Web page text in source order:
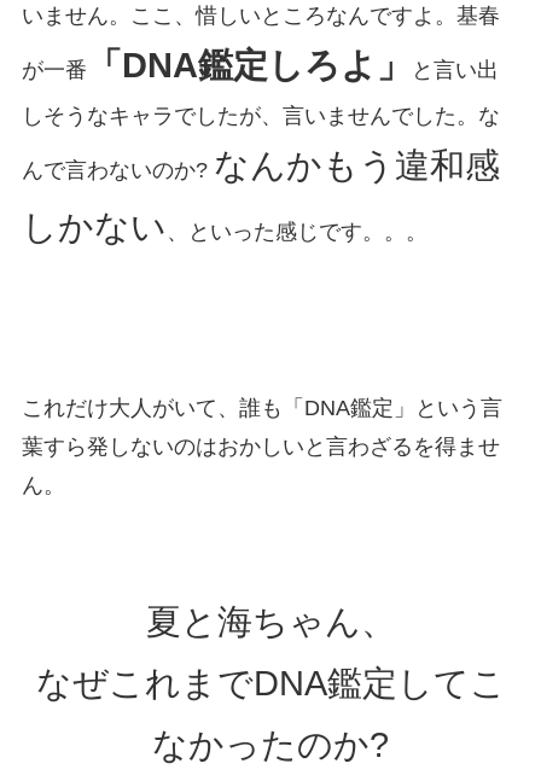
いません。ここ、惜しいところなんですよ。基春
が一番 「DNA鑑定しろよ」
と言い出
しそうなキャラでしたが、言いませんでした。な
んで言わないのか? なんかもう違和感
しかない 、といった感じです。。。
これだけ大人がいて、誰も「DNA鑑定」という言
葉すら発しないのはおかしいと言わざるを得ませ
ん。
夏と海ちゃん、
なぜこれまでDNA鑑定してこ
なかったのか?